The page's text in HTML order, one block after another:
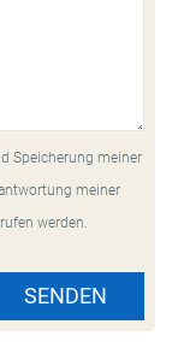
Speicherung meiner
meiner
werden.
SENDEN